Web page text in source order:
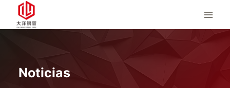
Saltar
Contenido
Noticias